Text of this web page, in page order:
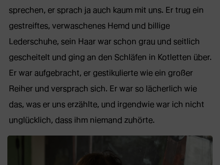
sprechen, er sprach ja auch kaum mit uns. Er trug ein
gestreiftes, verwaschenes Hemd und billige
Lederschuhe, sein Haar war schon grau und seitlich
gescheitelt und ging an den Schläfen in Kotletten über.
Er war aufgebracht, er gestikulierte wie ein großer
Reiher und versprach sich. Er war so lächerlich wie
das, was er uns erzählte, und irgendwie war ich nicht
unglücklich, dass ihm niemand zuhörte.